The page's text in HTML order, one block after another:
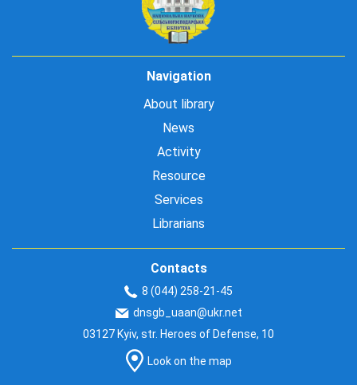
Navigation
About library
News
Activity
Resource
Services
Librarians
Contacts
8 (044) 258-21-45
dnsgb_uaan@ukr.net
03127 Kyiv, str. Heroes of Defense, 10
Look on the map